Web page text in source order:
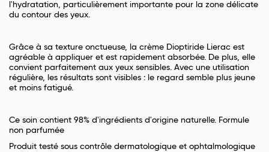
l'hydratation, particulièrement importante pour la zone délicate
du contour des yeux.
Grâce à sa texture onctueuse, la crème Dioptiride Lierac est
agréable à appliquer et est rapidement absorbée. De plus, elle
convient parfaitement aux yeux sensibles. Avec une utilisation
régulière, les résultats sont visibles : le regard semble plus jeune
et moins fatigué.
Ce soin contient 98% d'ingrédients d'origine naturelle. Formule
non parfumée
Produit testé sous contrôle dermatologique et ophtalmologique